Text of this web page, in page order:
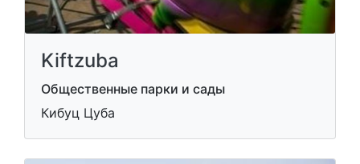
Kiftzuba
Общественные парки и сады
Кибуц Цуба